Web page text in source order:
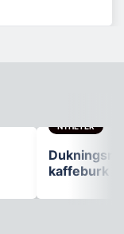
NYHETER
kaffeburk